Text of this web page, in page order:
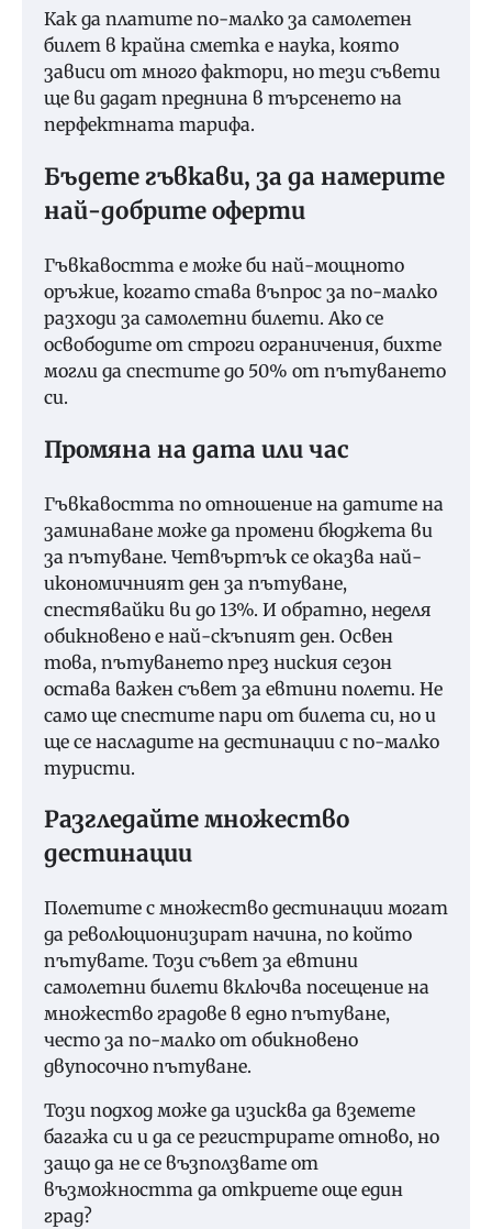
Как да платите по-малко за самолетен
билет в крайна сметка е наука, която
зависи от много фактори, но тези съвети
ще ви дадат преднина в търсенето на
перфектната тарифа.
Бъдете гъвкави, за да намерите
най-добрите оферти
Гъвкавостта е може би най-мощното
оръжие, когато става въпрос за по-малко
разходи за самолетни билети. Ако се
освободите от строги ограничения, бихте
могли да спестите до 50% от пътуването
си.
Промяна на дата или час
Гъвкавостта по отношение на датите на
заминаване може да промени бюджета ви
за пътуване. Четвъртък се оказва най-
икономичният ден за пътуване,
спестявайки ви до 13%. И обратно, неделя
обикновено е най-скъпият ден. Освен
това, пътуването през ниския сезон
остава важен съвет за евтини полети. Не
само ще спестите пари от билета си, но и
ще се насладите на дестинации с по-малко
туристи.
Разгледайте множество
дестинации
Полетите с множество дестинации могат
да революционизират начина, по който
пътувате. Този съвет за евтини
самолетни билети включва посещение на
множество градове в едно пътуване,
често за по-малко от обикновено
двупосочно пътуване.
Този подход може да изисква да вземете
багажа си и да се регистрирате отново, но
защо да не се възползвате от
възможността да откриете още един
град?